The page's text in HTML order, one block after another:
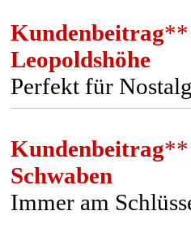
Kundenbeitrag**
Leopoldshöhe
Perfekt für
Kundenbeitrag**
Schwaben
Immer am